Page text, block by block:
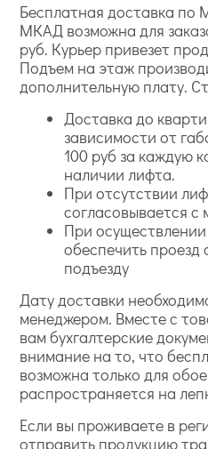
Бесплатная доставка по
МКАД возможна для
руб. Курьер привезет
Подъем на этаж
дополнительную плату.
Доставка до
зависимости от
100 руб за каждую
наличии лифта.
При отсутствии
согласовывается с
При
обеспечить проезд
подъезду
Дату доставки
менеджером. Вместе с
вам бухгалтерские
внимание на то, что
возможна только для
распространяется на
Если вы проживаете в
отправить продукцию